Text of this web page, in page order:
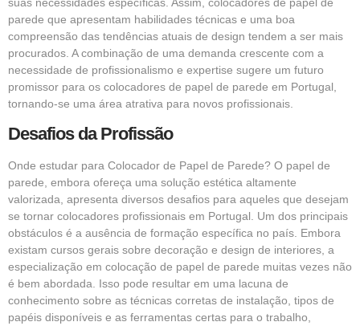
parede que apresentam habilidades técnicas e uma boa
compreensão das tendências atuais de design tendem a ser mais
procurados. A combinação de uma demanda crescente com a
necessidade de profissionalismo e expertise sugere um futuro
promissor para os colocadores de papel de parede em Portugal,
tornando-se uma área atrativa para novos profissionais.
Desafios da Profissão
Onde estudar para Colocador de Papel de Parede? O papel de
parede, embora ofereça uma solução estética altamente
valorizada, apresenta diversos desafios para aqueles que desejam
se tornar colocadores profissionais em Portugal. Um dos principais
obstáculos é a ausência de formação específica no país. Embora
existam cursos gerais sobre decoração e design de interiores, a
especialização em colocação de papel de parede muitas vezes não
é bem abordada. Isso pode resultar em uma lacuna de
conhecimento sobre as técnicas corretas de instalação, tipos de
papéis disponíveis e as ferramentas certas para o trabalho,